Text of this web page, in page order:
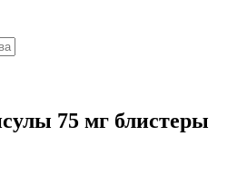
75 мг блистеры